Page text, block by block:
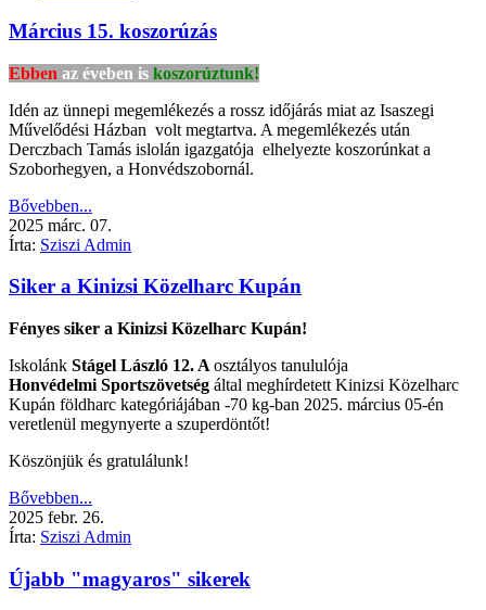
Március 15. koszorúzás
Ebben az éveben is koszorúztunk!
Idén az ünnepi megemlékezés a rossz időjárás miat az Isaszegi
Művelődési Házban volt megtartva. A megemlékezés után
Derczbach Tamás islolán igazgatója elhelyezte koszorúnkat a
Szoborhegyen, a Honvédszobornál.
Bővebben...
2025 márc. 07.
Írta: Sziszi Admin
Siker a Kinizsi Közelharc Kupán
Fényes siker a Kinizsi Közelharc Kupán!
Iskolánk Stágel László 12. A osztályos tanululója
Honvédelmi Sportszövetség által meghírdetett Kinizsi Közelharc
Kupán földharc kategóriájában -70 kg-ban 2025. március 05-én
veretlenül megynyerte a szuperdöntőt!
Köszönjük és gratulálunk!
Bővebben...
2025 febr. 26.
Írta: Sziszi Admin
Újabb "magyaros" sikerek